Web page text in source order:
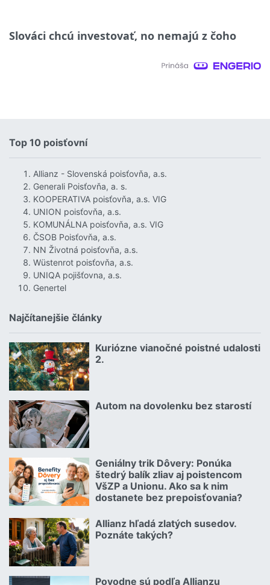
Slováci chcú investovať, no nemajú z čoho
Top 10 poisťovní
Allianz - Slovenská poisťovňa, a.s.
Generali Poisťovňa, a. s.
KOOPERATIVA poisťovňa, a.s. VIG
UNION poisťovňa, a.s.
KOMUNÁLNA poisťovňa, a.s. VIG
ČSOB Poisťovňa, a.s.
NN Životná poisťovňa, a.s.
Wüstenrot poisťovňa, a.s.
UNIQA pojišťovna, a.s.
Genertel
Najčítanejšie články
Kuriózne vianočné poistné udalosti
2.
18.12.2024 | | redakcia
Autom na dovolenku bez starostí
02.07.2026 |
Geniálny trik Dôvery: Ponúka
štedrý balík zliav aj poistencom
VšZP a Unionu. Ako sa k nim
dostanete bez prepoisťovania?
06.07.2026 | | redakcia
Allianz hľadá zlatých susedov.
Poznáte takých?
08.07.2026 |
Povodne sú podľa Allianzu
23.07.2026 |